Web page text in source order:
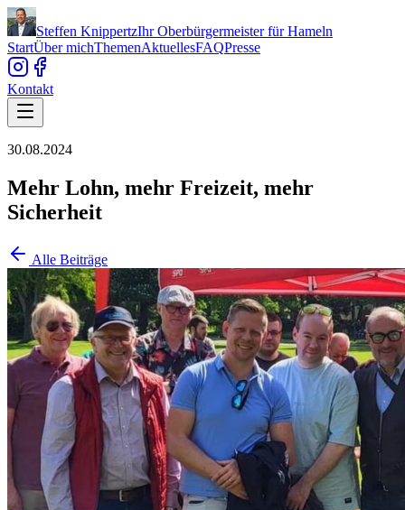
Steffen KnippertzIhr Oberbürgermeister für Hameln
StartÜber michThemenAktuellesFAQPresse
Kontakt
30.08.2024
Mehr Lohn, mehr Freizeit, mehr
Sicherheit
Alle Beiträge